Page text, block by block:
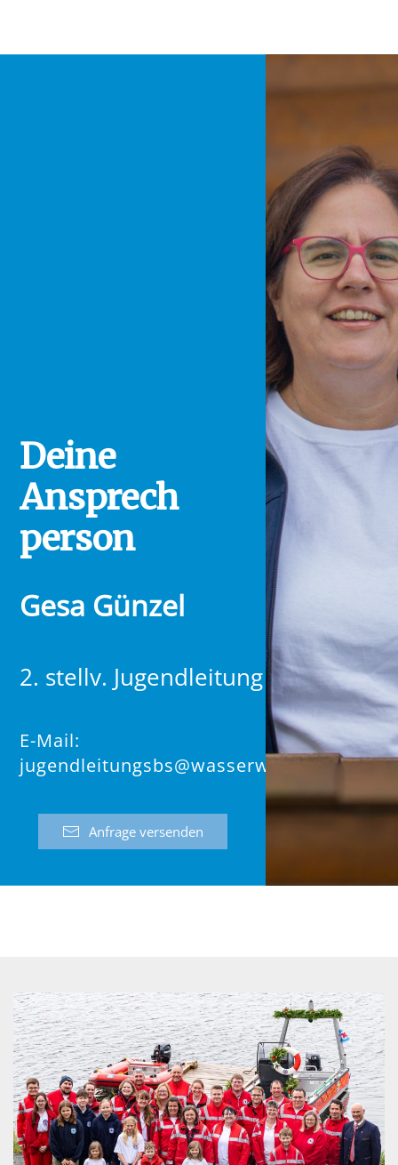
Deine
Ansprech
person
Gesa Günzel
2. stellv. Jugendleitung
E-Mail:
jugendleitungsbs@wasserwacht.bayern
Anfrage versenden